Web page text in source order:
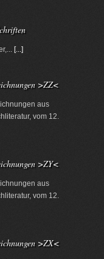
[...]
>ZZ<
aus
vom 12.
>ZY<
aus
vom 12.
>ZX<